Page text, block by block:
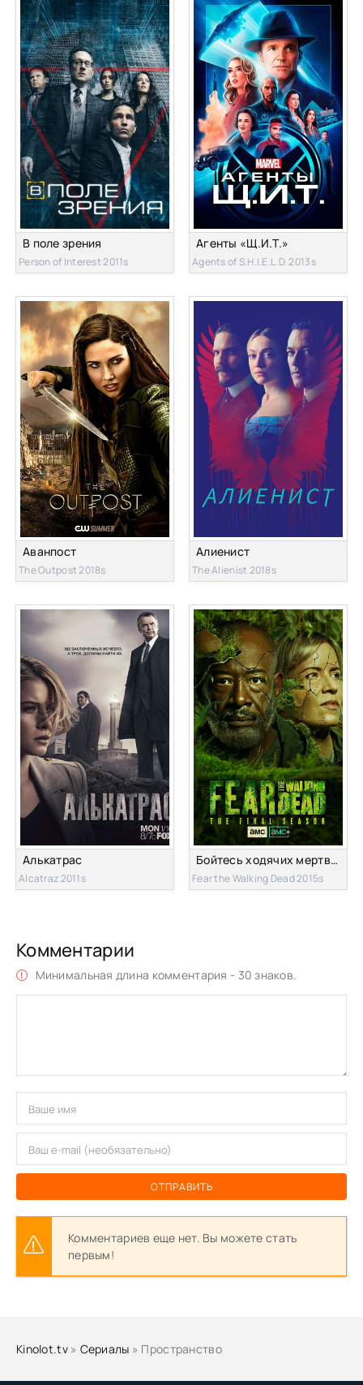
В поле зрения
Person of Interest 2011s
Агенты «Щ.И.Т.»
Agents of S.H.I.E.L.D. 2013s
Аванпост
The Outpost 2018s
Алиенист
The Alienist 2018s
Алькатрас
Alcatraz 2011s
Бойтесь ходячих мертвецов
Fear the Walking Dead 2015s
Комментарии
Минимальная длина комментария - 30 знаков.
ОТПРАВИТЬ
Комментариев еще нет. Вы можете стать
первым!
Kinolot.tv» Сериалы » Пространство